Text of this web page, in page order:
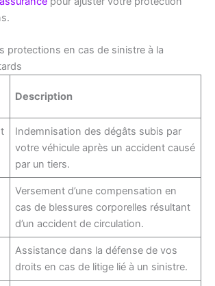
protections en cas de sinistre à la
Description
Indemnisation des dégâts subis par
votre véhicule après un accident causé
par un tiers.
Versement d’une compensation en
cas de blessures corporelles résultant
d’un accident de circulation.
Assistance dans la défense de vos
droits en cas de litige lié à un sinistre.